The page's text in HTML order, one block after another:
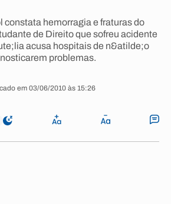
constata hemorragia e fraturas do
de Direito que sofreu acidente
acusa hospitais de n&atilde;o
problemas.
em 03/06/2010 às 15:26